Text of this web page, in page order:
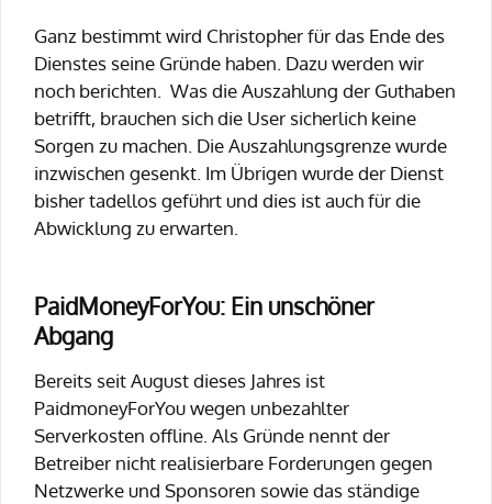
Ganz bestimmt wird Christopher für das Ende des
Dienstes seine Gründe haben. Dazu werden wir
noch berichten. Was die Auszahlung der Guthaben
betrifft, brauchen sich die User sicherlich keine
Sorgen zu machen. Die Auszahlungsgrenze wurde
inzwischen gesenkt. Im Übrigen wurde der Dienst
bisher tadellos geführt und dies ist auch für die
Abwicklung zu erwarten.
PaidMoneyForYou: Ein unschöner
Abgang
Bereits seit August dieses Jahres ist
PaidmoneyForYou wegen unbezahlter
Serverkosten offline. Als Gründe nennt der
Betreiber nicht realisierbare Forderungen gegen
Netzwerke und Sponsoren sowie das ständige